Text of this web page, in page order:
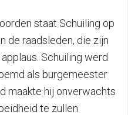
staat Schuiling op
de raadsleden, die zijn
Schuiling werd
als burgemeester
maakte hij onverwachts
te zullen